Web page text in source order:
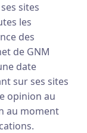
sites
les
des
de GNM
date
sur ses sites
opinion au
au moment